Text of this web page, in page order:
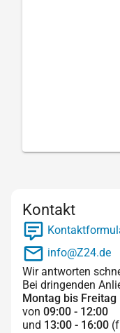
Kontakt
info@Z24.de
Wir antworten
Bei dringenden
Montag bis Freitag
von 09:00 - 12:00
und 13:00 - 16:00